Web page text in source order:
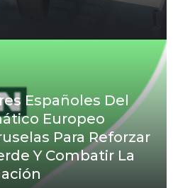
Españoles Del
Europeo
Para Reforzar
Y Combatir La